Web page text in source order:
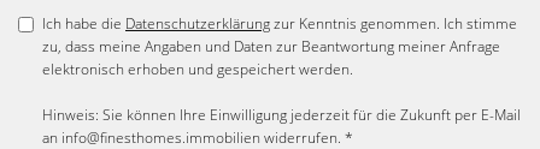
Ich habe die Datenschutzerklärungzur Kenntnis genommen. Ich stimme
zu, dass meine Angaben und Daten zur Beantwortung meiner Anfrage
elektronisch erhoben und gespeichert werden.
Hinweis: Sie können Ihre Einwilligung jederzeit für die Zukunft per E-Mail
an info@finesthomes.immobilien widerrufen. *